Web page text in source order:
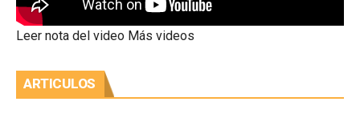
Leer nota del video Más videos
ARTICULOS